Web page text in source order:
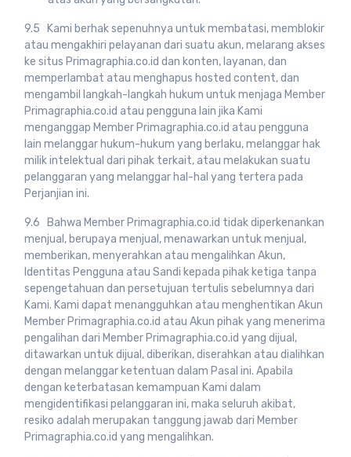
9.5 Kami berhak sepenuhnya untuk membatasi, memblokir
atau mengakhiri pelayanan dari suatu akun, melarang akses
ke situs Primagraphia.co.id dan konten, layanan, dan
memperlambat atau menghapus hosted content, dan
mengambil langkah-langkah hukum untuk menjaga Member
Primagraphia.co.id atau pengguna lain jika Kami
menganggap Member Primagraphia.co.id atau pengguna
lain melanggar hukum-hukum yang berlaku, melanggar hak
milik intelektual dari pihak terkait, atau melakukan suatu
pelanggaran yang melanggar hal-hal yang tertera pada
Perjanjian ini.
9.6 Bahwa Member Primagraphia.co.id tidak diperkenankan
menjual, berupaya menjual, menawarkan untuk menjual,
memberikan, menyerahkan atau mengalihkan Akun,
Identitas Pengguna atau Sandi kepada pihak ketiga tanpa
sepengetahuan dan persetujuan tertulis sebelumnya dari
Kami. Kami dapat menangguhkan atau menghentikan Akun
Member Primagraphia.co.id atau Akun pihak yang menerima
pengalihan dari Member Primagraphia.co.id yang dijual,
ditawarkan untuk dijual, diberikan, diserahkan atau dialihkan
dengan melanggar ketentuan dalam Pasal ini. Apabila
dengan keterbatasan kemampuan Kami dalam
mengidentifikasi pelanggaran ini, maka seluruh akibat,
resiko adalah merupakan tanggung jawab dari Member
Primagraphia.co.id yang mengalihkan.